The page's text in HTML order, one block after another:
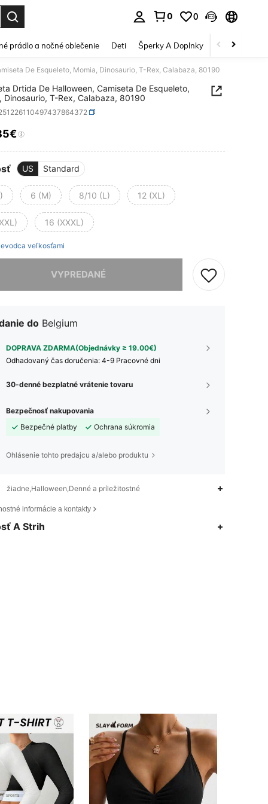
0 0
prádlo a nočné oblečenie Deti Šperky A Doplnky Krása a
De Esqueleto, Momia, Dinosaurio, T-Rex, Calabaza, 80190
Drtida De Halloween, Camiseta De Esqueleto,
Dinosaurio, T-Rex, Calabaza, 80190
AND AVAILABILITY
US Standard
6 (M) 8/10 (L) 12 (XL)
16 (XXXL)
veľkosťami
VYPREDANÉ
do Belgium
DOPRAVA ZDARMA(Objednávky ≥ 19.00€)
​Odhadovaný čas doručenia: 4-9 Pracovné dni
30-denné bezplatné vrátenie tovaru
Bezpečnosť nakupovania
Bezpečné platby
Ochrana súkromia
Ohlásenie tohto predajcu a/alebo produktu
žiadne,Halloween,Denné a príležitostné
informácie a kontakty
A Strih